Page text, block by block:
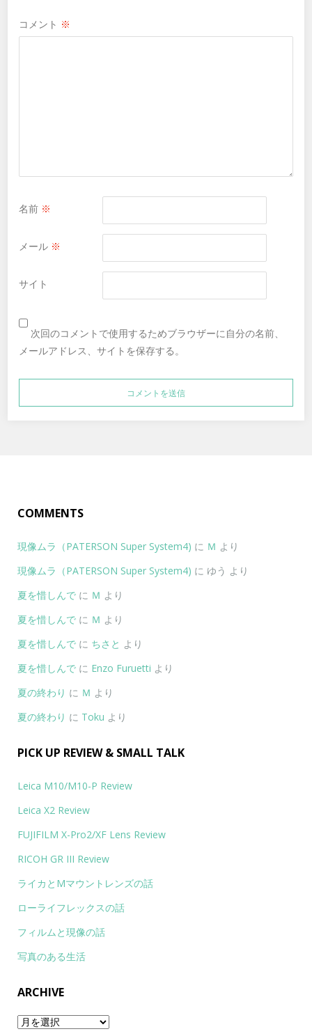
コメント ※
名前 ※
メール ※
サイト
次回のコメントで使用するためブラウザーに自分の名前、
メールアドレス、サイトを保存する。
COMMENTS
現像ムラ（PATERSON Super System4) に Ｍ より
現像ムラ（PATERSON Super System4) に ゆう より
夏を惜しんで に Ｍ より
夏を惜しんで に Ｍ より
夏を惜しんで に ちさと より
夏を惜しんで に Enzo Furuetti より
夏の終わり に Ｍ より
夏の終わり に Toku より
PICK UP REVIEW & SMALL TALK
Leica M10/M10-P Review
Leica X2 Review
FUJIFILM X-Pro2/XF Lens Review
RICOH GR III Review
ライカとMマウントレンズの話
ローライフレックスの話
フィルムと現像の話
写真のある生活
ARCHIVE
Archive